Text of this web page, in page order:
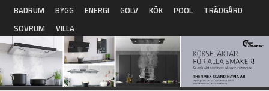
Hoppa till huvudinnehåll
BADRUM BYGG ENERGI GOLV KÖK POOL
TRÄDGÅRD
SOVRUM
VILLA